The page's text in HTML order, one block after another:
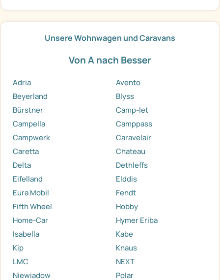
Unsere Wohnwagen und Caravans
Von A nach Besser
Adria
Avento
Beyerland
Blyss
Bürstner
Camp-let
Campella
Camppass
Campwerk
Caravelair
Caretta
Chateau
Delta
Dethleffs
Eifelland
Elddis
Eura Mobil
Fendt
Fifth Wheel
Hobby
Home-Car
Hymer Eriba
Isabella
Kabe
Kip
Knaus
LMC
NEXT
Niewiadow
Polar